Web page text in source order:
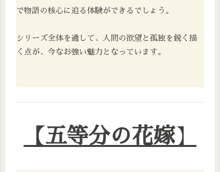
で物語の核心に迫る体験ができるでしょう。
シリーズ全体を通して、人間の欲望と孤独を鋭く描
く点が、今なお強い魅力となっています。
【五等分の花嫁】